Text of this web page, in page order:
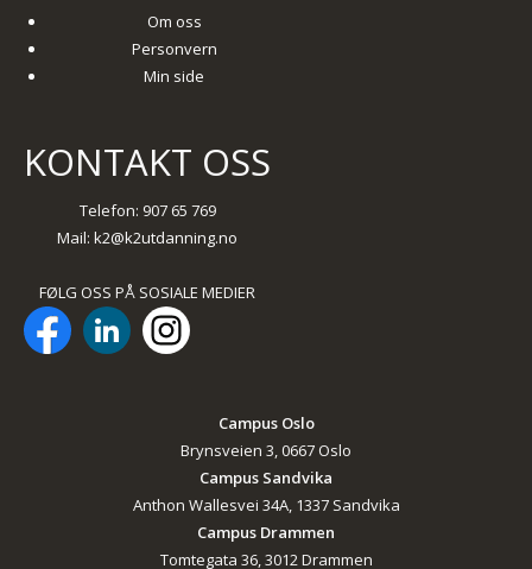
Om oss
Personvern
Min side
KONTAKT OSS
Telefon: 907 65 769
Mail: k2@k2utdanning.no
FØLG OSS PÅ SOSIALE MEDIER
Campus Oslo
Brynsveien 3, 0667 Oslo
Campus Sandvika
Anthon Wallesvei 34A, 1337 Sandvika
Campus Drammen
Tomtegata 36, 3012 Drammen